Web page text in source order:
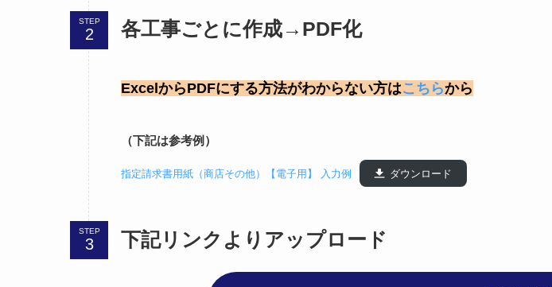
STEP 各工事ごとに作成→PDF化
ExcelからPDFにする方法がわからない方はこちらから
（下記は参考例）
指定請求書用紙（商店その他）【電子用】 入力例 ダウンロード
STEP 下記リンクよりアップロード